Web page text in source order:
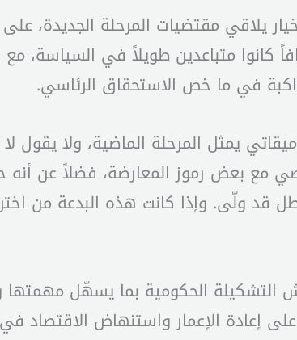
مقتضيات المرحلة الجديدة،
كانوا متباعدين طويلاً في السياسة، مع
في ما خص الاستحقاق الرئاسي.
يمثل المرحلة الماضية، ولا يقول
بعض رموز المعارضة، فضلاً عن أنه
قد ولّى. وإذا كانت هذه البدعة من
التشكيلة الحكومية بما يسهّل
الإعمار واستنهاض الاقتصاد في